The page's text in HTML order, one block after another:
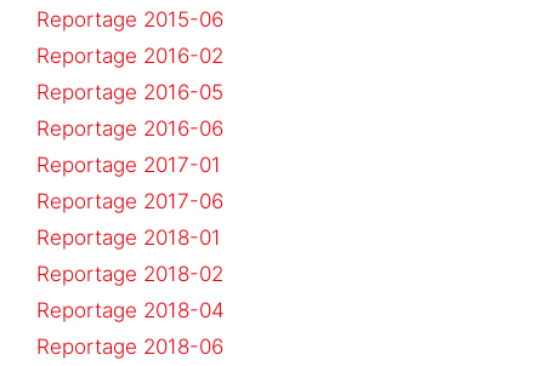
Reportage 2015-06
Reportage 2016-02
Reportage 2016-05
Reportage 2016-06
Reportage 2017-01
Reportage 2017-06
Reportage 2018-01
Reportage 2018-02
Reportage 2018-04
Reportage 2018-06